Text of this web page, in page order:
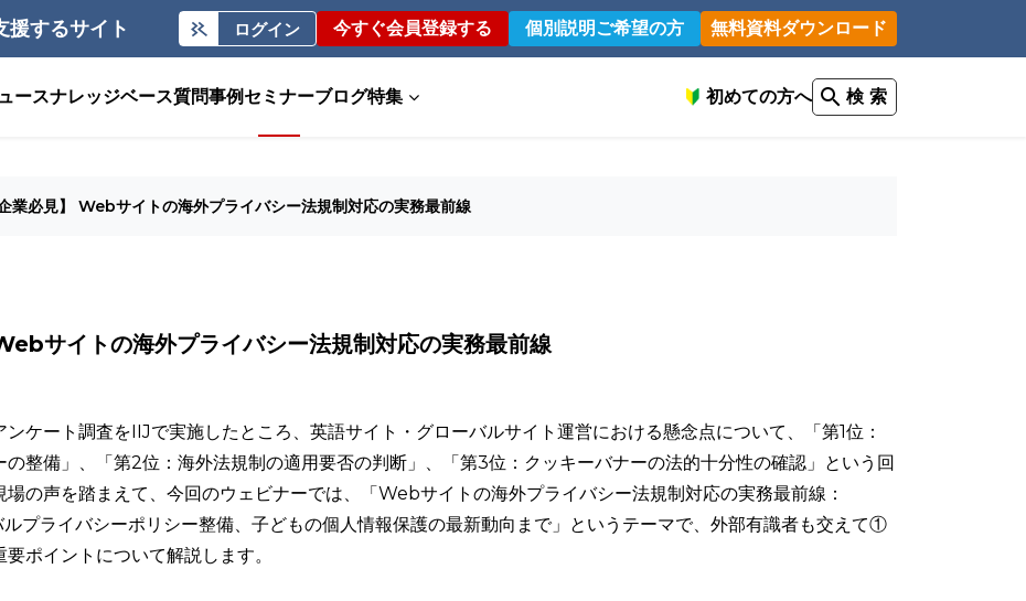
援するサイト ログイン 今すぐ会員登録する 個別説明ご希望の方 無料資料ダウンロード
ースナレッジベース質問事例 セミナーブログ特集 初めての方へ 検 索
業必見】 Webサイトの海外プライバシー法規制対応の実務最前線
サイトの海外プライバシー法規制対応の実務最前線
ケート調査をIIJで実施したところ、英語サイト・グローバルサイト運営における懸念点について、「第1位：
整備」、「第2位：海外法規制の適用要否の判断」、「第3位：クッキーバナーの法的十分性の確認」という回
の声を踏まえて、今回のウェビナーでは、「Webサイトの海外プライバシー法規制対応の実務最前線：
プライバシーポリシー整備、子どもの個人情報保護の最新動向まで」というテーマで、外部有識者も交えて①
ポイントについて解説します。